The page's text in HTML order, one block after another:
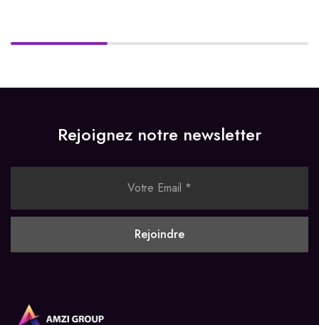
Rejoignez notre newsletter